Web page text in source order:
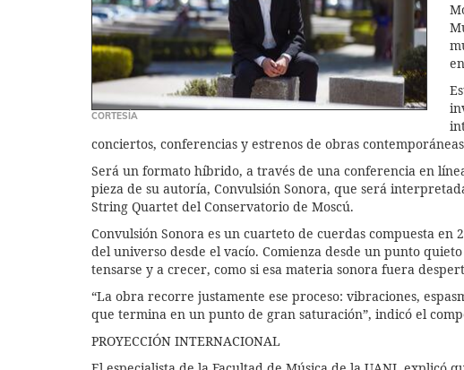
CORTESÍA
conciertos, conferencias y estrenos de obras
Será un formato híbrido, a través de una conferencia en
pieza de su autoría, Convulsión Sonora, que será
String Quartet del Conservatorio de Moscú.
Convulsión Sonora es un cuarteto de cuerdas compuesta
del universo desde el vacío. Comienza desde un punto
tensarse y a crecer, como si esa materia sonora fuera
“La obra recorre justamente ese proceso: vibraciones,
que termina en un punto de gran saturación”, indicó el
PROYECCIÓN INTERNACIONAL